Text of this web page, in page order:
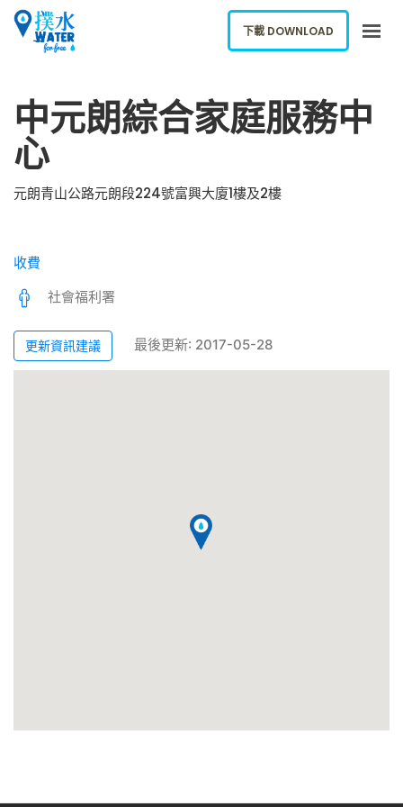
關於我們
下載應用
報告新飲水機
中元朗綜合家庭服務中
心
元朗青山公路元朗段224號富興大廈1樓及2樓
收費
社會福利署
更新資訊建議 最後更新: 2017-05-28
下載 DOWNLOAD